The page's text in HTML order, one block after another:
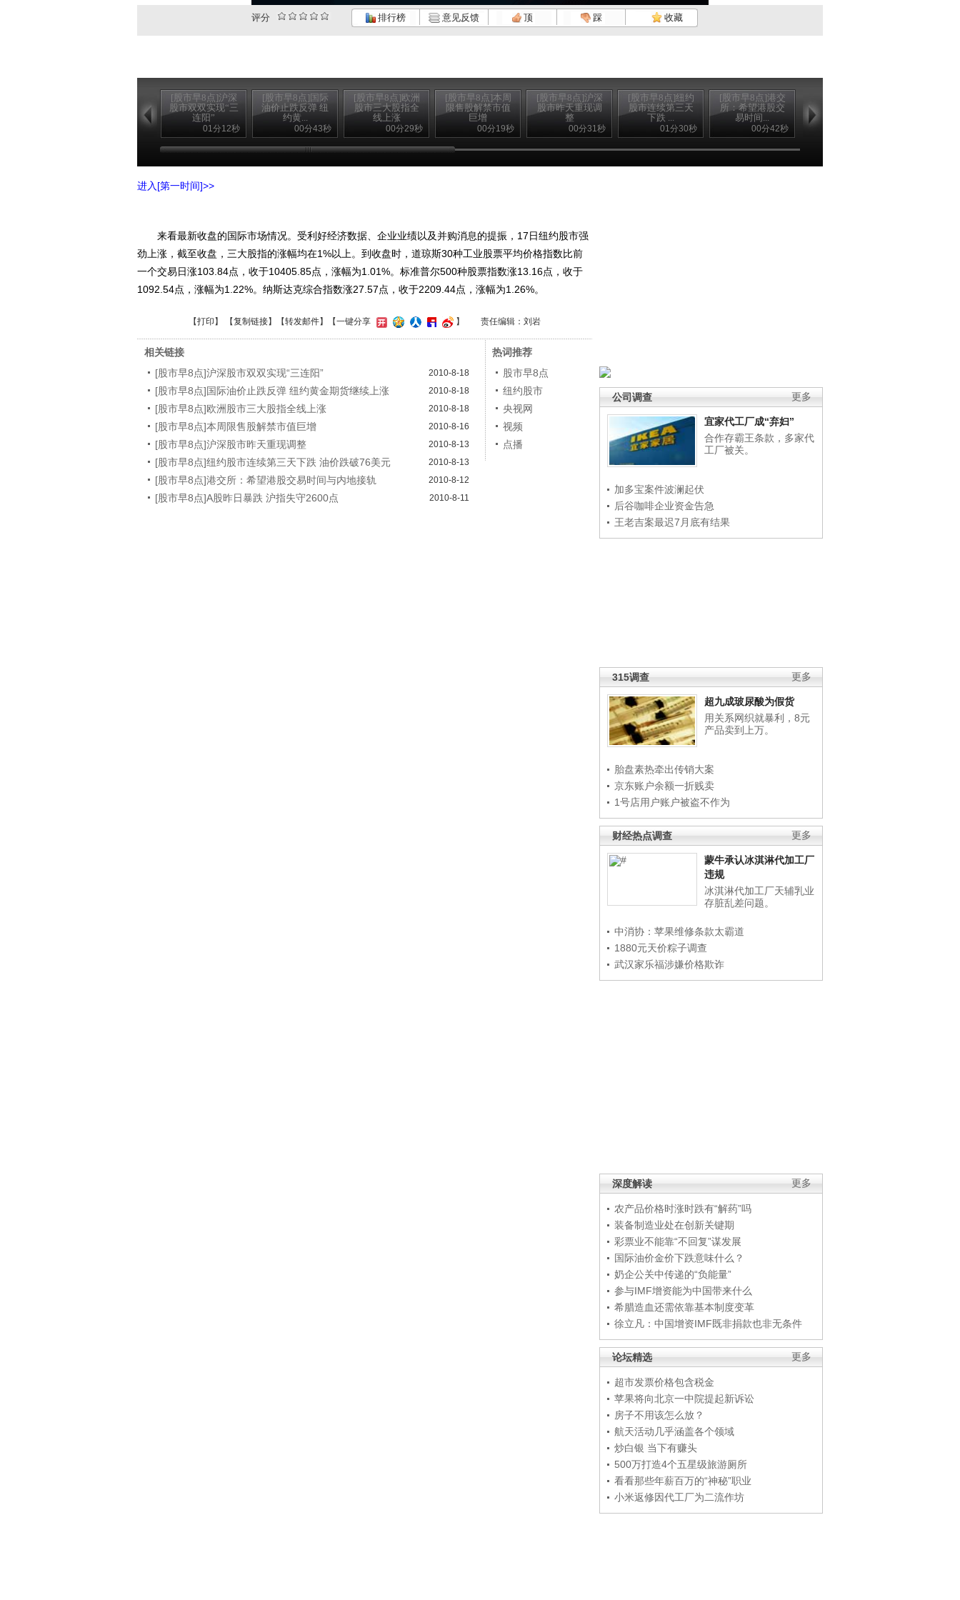
评分 排行榜 意见反馈 顶 踩 收藏
[股市早8点]沪深
股市双双实现“三
连阳”
01分12秒
[股市早8点]国际
油价止跌反弹 纽
约黄...
00分43秒
[股市早8点]欧洲
股市三大股指全
线上涨
00分29秒
[股市早8点]本周
限售股解禁市值
巨增
00分19秒
[股市早8点]沪深
股市昨天重现调
整
00分31秒
[股市早8点]纽约
股市连续第三天
下跌 ...
01分30秒
[股市早8点]港交
所：希望港股交
易时间...
00分42秒
日暴跌 沪指失守
更多
公司调查
宜家代工厂成“弃妇”
合作存霸王条款，多家代
工厂被关。
加多宝案件波澜起伏
后谷咖啡企业资金告急
王老吉案最迟7月底有结果
更多
315调查
超九成玻尿酸为假货
用关系网织就暴利，8元
产品卖到上万。
胎盘素热牵出传销大案
京东账户余额一折贱卖
1号店用户账户被盗不作为
更多
财经热点调查
蒙牛承认冰淇淋代加工厂
违规
冰淇淋代加工厂天辅乳业
存脏乱差问题。
中消协：苹果维修条款太霸道
1880元天价粽子调查
武汉家乐福涉嫌价格欺诈
更多
深度解读
农产品价格时涨时跌有“解药”吗
装备制造业处在创新关键期
彩票业不能靠“不回复”谋发展
国际油价金价下跌意味什么？
奶企公关中传递的“负能量”
参与IMF增资能为中国带来什么
希腊造血还需依靠基本制度变革
徐立凡：中国增资IMF既非捐款也非无条件
更多
论坛精选
超市发票价格包含税金
苹果将向北京一中院提起新诉讼
房子不用该怎么放？
航天活动几乎涵盖各个领域
炒白银 当下有赚头
500万打造4个五星级旅游厕所
看看那些年薪百万的“神秘”职业
小米返修因代工厂为二流作坊
进入[第一时间]>>
来看最新收盘的国际市场情况。受利好经济数据、企业业绩以及并购消息的提振，17日纽约股市强
劲上涨，截至收盘，三大股指的涨幅均在1%以上。到收盘时，道琼斯30种工业股票平均价格指数比前
一个交易日涨103.84点，收于10405.85点，涨幅为1.01%。标准普尔500种股票指数涨13.16点，收于
1092.54点，涨幅为1.22%。纳斯达克综合指数涨27.57点，收于2209.44点，涨幅为1.26%。
【打印 】 【复制链接】【转发邮件】 【一键分享 】 责任编辑：刘岩
相关链接
[股市早8点]沪深股市双双实现“三连阳”
2010-8-18
[股市早8点]国际油价止跌反弹 纽约黄金期货继续上涨 2010-8-18
[股市早8点]欧洲股市三大股指全线上涨 2010-8-18
[股市早8点]本周限售股解禁市值巨增 2010-8-16
[股市早8点]沪深股市昨天重现调整 2010-8-13
[股市早8点]纽约股市连续第三天下跌 油价跌破76美元 2010-8-13
[股市早8点]港交所：希望港股交易时间与内地接轨 2010-8-12
[股市早8点]A股昨日暴跌 沪指失守2600点 2010-8-11
热词推荐
股市早8点
纽约股市
央视网
视频
点播